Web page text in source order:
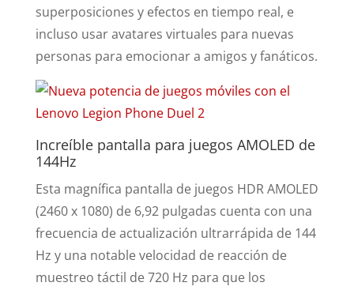
superposiciones y efectos en tiempo real, e
incluso usar avatares virtuales para nuevas
personas para emocionar a amigos y fanáticos.
Increíble pantalla para juegos AMOLED de
144Hz
Esta magnífica pantalla de juegos HDR AMOLED
(2460 x 1080) de 6,92 pulgadas cuenta con una
frecuencia de actualización ultrarrápida de 144
Hz y una notable velocidad de reacción de
muestreo táctil de 720 Hz para que los